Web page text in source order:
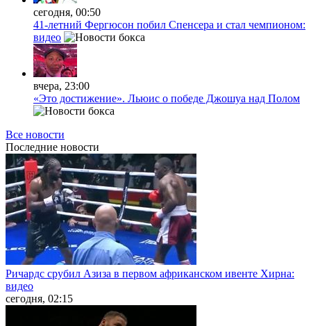
сегодня, 00:50
41-летний Фергюсон побил Спенсера и стал чемпионом:
видео
вчера, 23:00
«Это достижение». Льюис о победе Джошуа над Полом
Все новости
Последние новости
Ричардс срубил Азиза в первом африканском ивенте Хирна:
видео
сегодня, 02:15